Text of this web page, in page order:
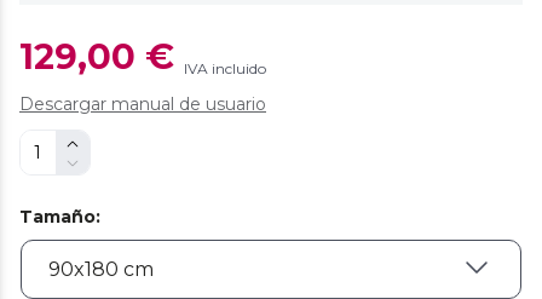
129,00 € IVA incluido
Descargar manual de usuario
Tamaño: